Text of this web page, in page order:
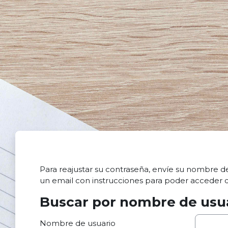
Salta al contenido principal
Para reajustar su contraseña, envíe su nombre
un email con instrucciones para poder acceder
Buscar por nombre de usuario
Buscar por nombre de
Nombre de usuario